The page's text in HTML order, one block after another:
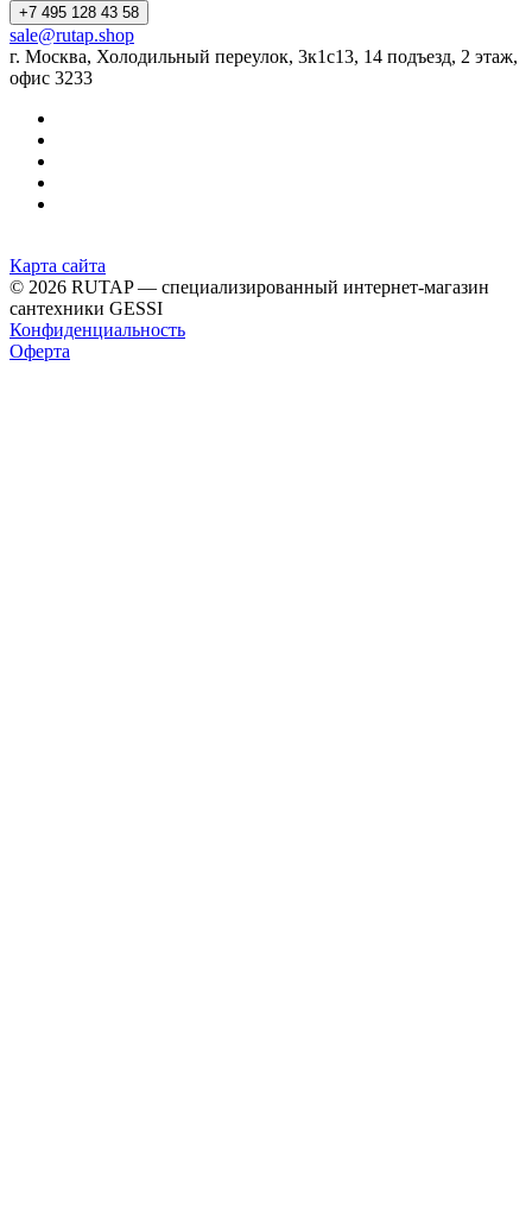
+7 495 128 43 58
sale@rutap.shop
г. Москва, Холодильный переулок, 3к1с13, 14 подъезд, 2 этаж,
офис 3233
Карта сайта
© 2026 RUTAP — специализированный интернет-магазин
сантехники GESSI
Конфиденциальность
Оферта